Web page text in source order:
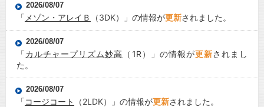
2026/08/07
「 メゾン・アレイＢ （3DK）」の情報が更新されました。
2026/08/07
「カルチャープリズム妙高 （1R）」の情報が更新されまし
た。
2026/08/07
「コージコート （2LDK）」の情報が更新されました。